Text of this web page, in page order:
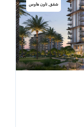
شقق, تاون هاوس